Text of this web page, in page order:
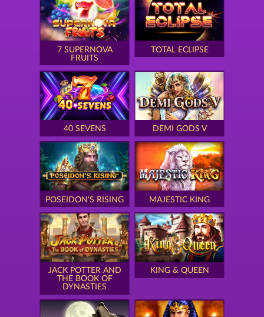
7 SUPERNOVA
FRUITS
TOTAL ECLIPSE
40 SEVENS DEMI GODS V
POSEIDON'S RISING MAJESTIC KING
JACK POTTER AND
THE BOOK OF
DYNASTIES
KING & QUEEN